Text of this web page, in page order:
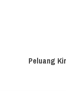
Peluang